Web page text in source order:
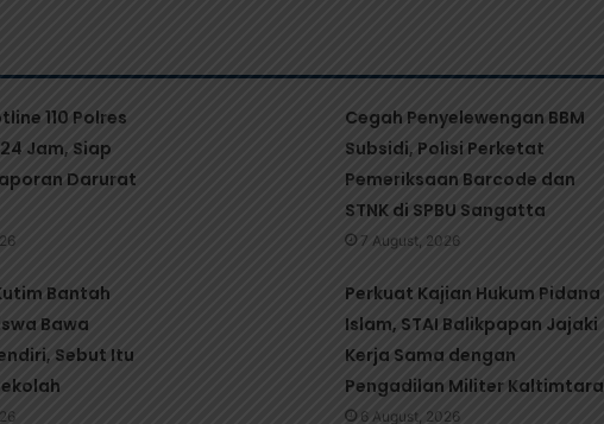
110 Polres
Jam, Siap
Darurat
Cegah Penyelewengan BBM
Subsidi, Polisi Perketat
Pemeriksaan Barcode dan
STNK di SPBU Sangatta
7 August, 2026
Bantah
Bawa
Sebut Itu
Perkuat Kajian Hukum Pidana
Islam, STAI Balikpapan Jajaki
Kerja Sama dengan
Pengadilan Militer Kaltimtara
6 August, 2026